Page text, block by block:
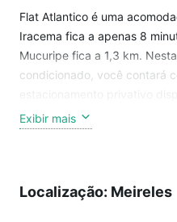
Flat Atlantico é uma
Iracema fica a apenas 8
Mucuripe fica a 1,3 km.
condicionado, você contará
Meireles fica a 2 minutos a pé
Exibir mais
Localização: Meireles